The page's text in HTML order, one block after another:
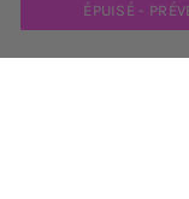
ÉPUISÉ -